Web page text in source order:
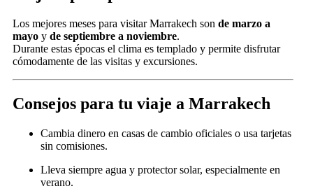
Los mejores meses para visitar Marrakech son de marzo a
mayo y de septiembre a noviembre.
Durante estas épocas el clima es templado y permite disfrutar
cómodamente de las visitas y excursiones.
Consejos para tu viaje a Marrakech
Cambia dinero en casas de cambio oficiales o usa tarjetas
sin comisiones.
Lleva siempre agua y protector solar, especialmente en
verano.